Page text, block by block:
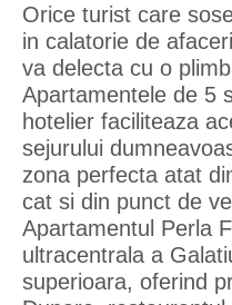
Orice turist care
in calatorie de
va delecta cu o
Apartamentele de 5
hotelier faciliteaza
sejurului
zona perfecta atat
cat si din punct de
Apartamentul Perla
ultracentrala a
superioara, oferind